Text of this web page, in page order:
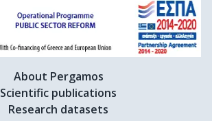
About Pergamos
Scientific publications
Research datasets